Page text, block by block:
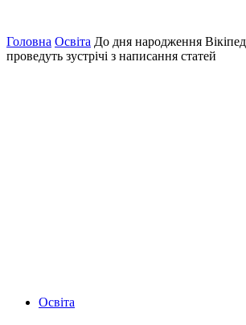
Головна Освіта До дня народження
проведуть зустрічі з написання статей
Освіта